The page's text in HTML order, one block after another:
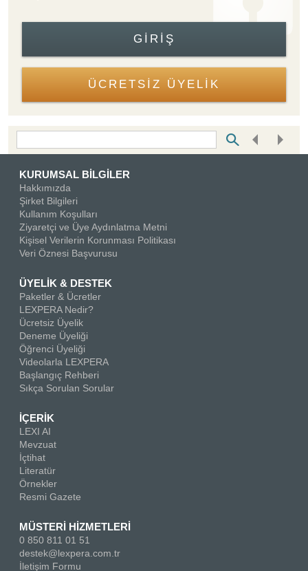
GIRIŞ
ÜCRETSİZ ÜYELİK
KURUMSAL BİLGİLER
Hakkımızda
Şirket Bilgileri
Kullanım Koşulları
Ziyaretçi ve Üye Aydınlatma Metni
Kişisel Verilerin Korunması Politikası
Veri Öznesi Başvurusu
ÜYELİK & DESTEK
Paketler & Ücretler
LEXPERA Nedir?
Ücretsiz Üyelik
Deneme Üyeliği
Öğrenci Üyeliği
Videolarla LEXPERA
Başlangıç Rehberi
Sıkça Sorulan Sorular
İÇERİK
LEXI AI
Mevzuat
İçtihat
Literatür
Örnekler
Resmi Gazete
MÜSTERİ HİZMETLERİ
0 850 811 01 51
destek@lexpera.com.tr
İletişim Formu